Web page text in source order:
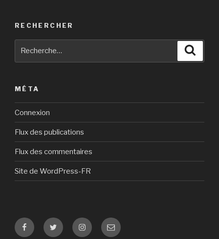
RECHERCHER
MÉTA
Connexion
Flux des publications
Flux des commentaires
Site de WordPress-FR
FacebookTwitter Instagram
E-
mail